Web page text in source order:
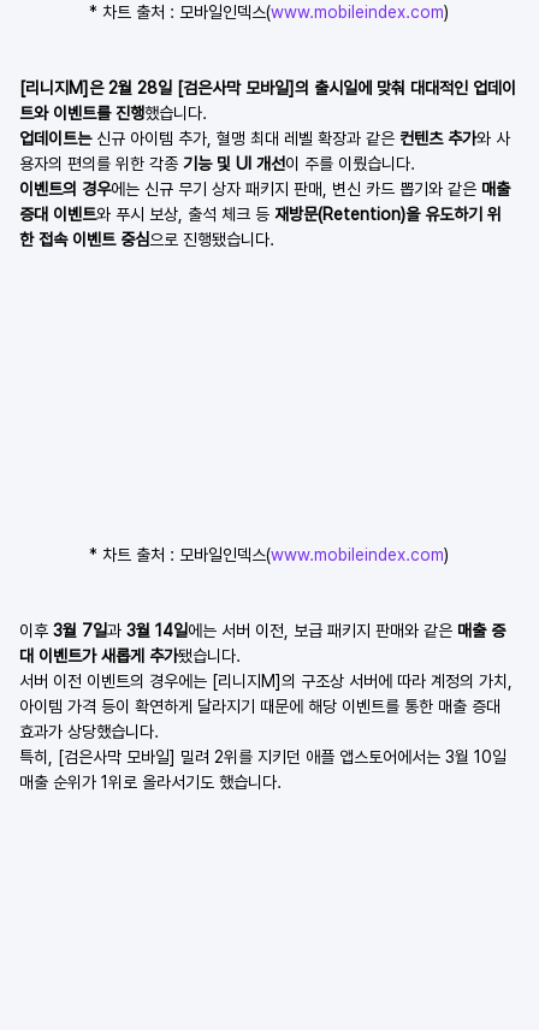
* 차트 출처 : 모바일인덱스(www.mobileindex.com)
[리니지M]은 2월 28일 [검은사막 모바일]의 출시일에 맞춰 대대적인 업데이
트와 이벤트를 진행했습니다.
업데이트는 신규 아이템 추가, 혈맹 최대 레벨 확장과 같은 컨텐츠 추가와 사
용자의 편의를 위한 각종 기능 및 UI 개선이 주를 이뤘습니다.
이벤트의 경우에는 신규 무기 상자 패키지 판매, 변신 카드 뽑기와 같은 매출
증대 이벤트와 푸시 보상, 출석 체크 등 재방문(Retention)을 유도하기 위
한 접속 이벤트 중심으로 진행됐습니다.
* 차트 출처 : 모바일인덱스(www.mobileindex.com)
이후 3월 7일과 3월 14일에는 서버 이전, 보급 패키지 판매와 같은 매출 증
대 이벤트가 새롭게 추가됐습니다.
서버 이전 이벤트의 경우에는 [리니지M]의 구조상 서버에 따라 계정의 가치,
아이템 가격 등이 확연하게 달라지기 때문에 해당 이벤트를 통한 매출 증대
효과가 상당했습니다.
특히, [검은사막 모바일] 밀려 2위를 지키던 애플 앱스토어에서는 3월 10일
매출 순위가 1위로 올라서기도 했습니다.